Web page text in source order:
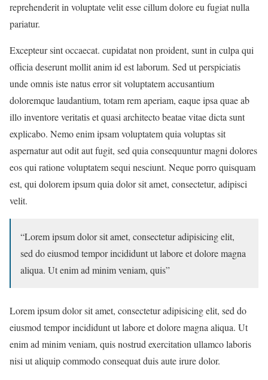
reprehenderit in voluptate velit esse cillum dolore eu fugiat nulla
pariatur.
Excepteur sint occaecat. cupidatat non proident, sunt in culpa qui
officia deserunt mollit anim id est laborum. Sed ut perspiciatis
unde omnis iste natus error sit voluptatem accusantium
doloremque laudantium, totam rem aperiam, eaque ipsa quae ab
illo inventore veritatis et quasi architecto beatae vitae dicta sunt
explicabo. Nemo enim ipsam voluptatem quia voluptas sit
aspernatur aut odit aut fugit, sed quia consequuntur magni dolores
eos qui ratione voluptatem sequi nesciunt. Neque porro quisquam
est, qui dolorem ipsum quia dolor sit amet, consectetur, adipisci
velit.
“Lorem ipsum dolor sit amet, consectetur adipisicing elit,
sed do eiusmod tempor incididunt ut labore et dolore magna
aliqua. Ut enim ad minim veniam, quis”
Lorem ipsum dolor sit amet, consectetur adipisicing elit, sed do
eiusmod tempor incididunt ut labore et dolore magna aliqua. Ut
enim ad minim veniam, quis nostrud exercitation ullamco laboris
nisi ut aliquip commodoconsequat duis aute irure dolor.